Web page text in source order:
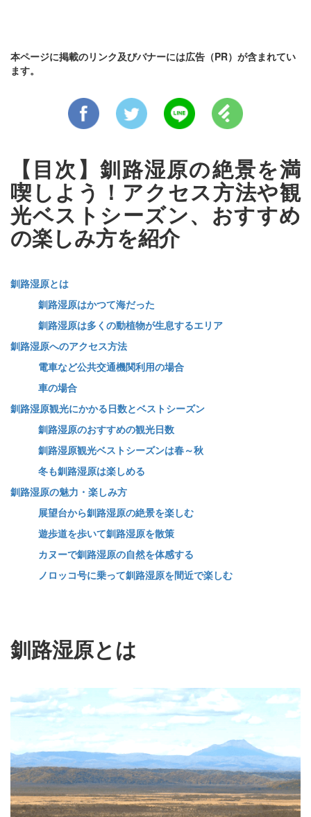
本ページに掲載のリンク及びバナーには広告（PR）が含まれてい
ます。
【目次】釧路湿原の絶景を満
喫しよう！アクセス方法や観
光ベストシーズン、おすすめ
の楽しみ方を紹介
釧路湿原とは
釧路湿原はかつて海だった
釧路湿原は多くの動植物が生息するエリア
釧路湿原へのアクセス方法
電車など公共交通機関利用の場合
車の場合
釧路湿原観光にかかる日数とベストシーズン
釧路湿原のおすすめの観光日数
釧路湿原観光ベストシーズンは春～秋
冬も釧路湿原は楽しめる
釧路湿原の魅力・楽しみ方
展望台から釧路湿原の絶景を楽しむ
遊歩道を歩いて釧路湿原を散策
カヌーで釧路湿原の自然を体感する
ノロッコ号に乗って釧路湿原を間近で楽しむ
釧路湿原とは